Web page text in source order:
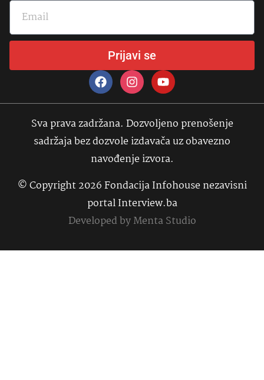
Prijavi se
Sva prava zadržana. Dozvoljeno prenošenje
sadržaja bez dozvole izdavača uz obavezno
navođenje izvora.
© Copyright 2026 Fondacija Infohouse nezavisni
portal Interview.ba
Developed byMenta Studio